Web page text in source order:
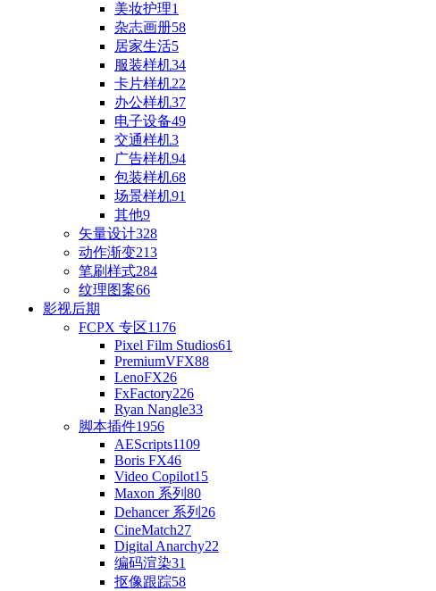
美妆护理1
杂志画册58
居家生活5
服装样机34
卡片样机22
办公样机37
电子设备49
交通样机3
广告样机94
包装样机68
场景样机91
其他9
矢量设计328
动作渐变213
笔刷样式284
纹理图案66
影视后期
FCPX 专区1176
Pixel Film Studios61
PremiumVFX88
LenoFX26
FxFactory226
Ryan Nangle33
脚本插件1956
AEScripts1109
Boris FX46
Video Copilot15
Maxon 系列 80
Dehancer 系列 26
CineMatch27
Digital Anarchy22
编码渲染31
抠像跟踪58